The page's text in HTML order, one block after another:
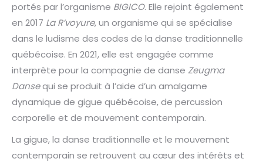
portés par l’organisme BIGICO. Elle rejoint également
en 2017 La R’voyure, un organisme qui se spécialise
dans le ludisme des codes de la danse traditionnelle
québécoise. En 2021, elle est engagée comme
interprète pour la compagnie de danse Zeugma
Dansequi se produit à l’aide d’un amalgame
dynamique de gigue québécoise, de percussion
corporelle et de mouvement contemporain.
La gigue, la danse traditionnelle et le mouvement
contemporain se retrouvent au cœur des intérêts et